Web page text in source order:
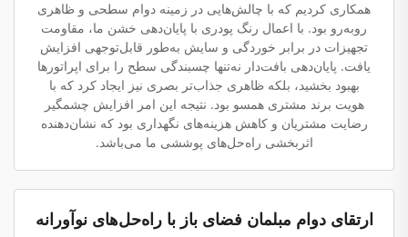
همکاری کردیم که با چالش‌هایی در زمینه دوام سطحی و ظاهری
روبه‌رو بود. با اعمال رنگ پودری با پایان‌دهی خشن ما، مقاومت
تجهیزات در برابر خوردگی و سایش به‌طور قابل‌توجهی افزایش
یافت. پایان‌دهی بافت‌دار نه‌تنها چسبندگی سطح را برای اپراتورها
بهبود بخشید، بلکه ظاهری جذاب‌تر بصری نیز ایجاد کرد که با
هویت برند مشتری همسو بود. نتیجه این امر افزایش چشمگیر
رضایت مشتریان و کاهش هزینه‌های نگهداری بود که نشان‌دهنده
اثربخشی راه‌حل‌های پوششی ما می‌باشد.
ارتقای دوام مبلمان فضای باز با راه‌حل‌های نوآورانه